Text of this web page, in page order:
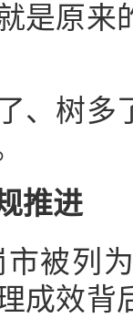
是原来
树多
推进
列为
成效背